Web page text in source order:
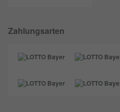
Zahlungsarten